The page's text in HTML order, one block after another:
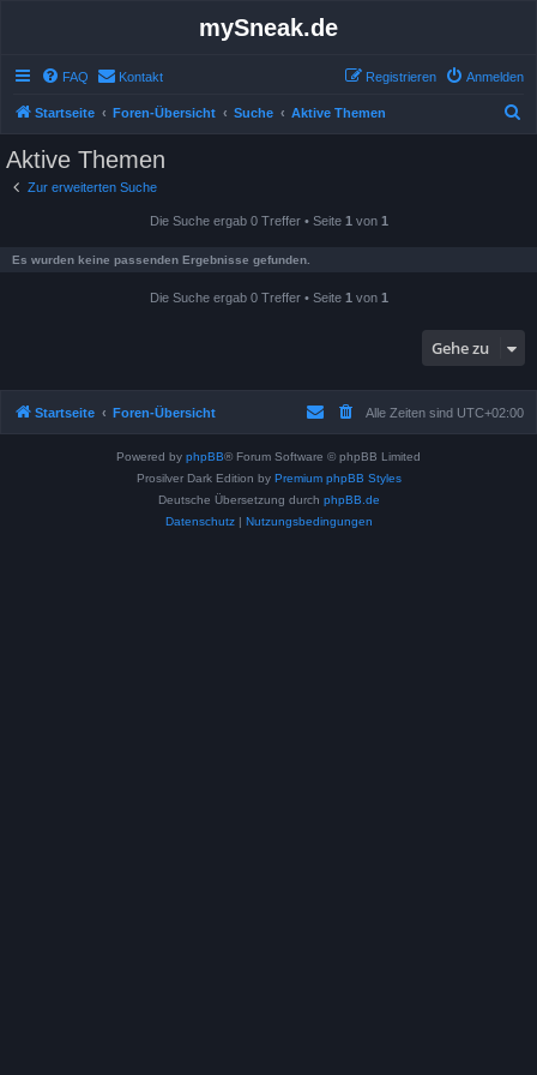
mySneak.de
FAQ Kontakt Anmelden
Registrieren
Startseite Foren-Übersicht Suche Aktive Themen
Aktive Themen
Zur erweiterten Suche
Die Suche ergab 0 Treffer • Seite 1 von 1
Es wurden keine passenden Ergebnisse gefunden.
Die Suche ergab 0 Treffer • Seite 1 von 1
Gehe zu
Startseite Foren-Übersicht Alle Zeiten sind UTC+02:00
Powered by phpBB® Forum Software © phpBB Limited
Prosilver Dark Edition by Premium phpBB Styles
Deutsche Übersetzung durch phpBB.de
Datenschutz| Nutzungsbedingungen